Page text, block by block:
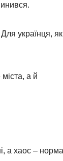
українця,
а й
а хаос –